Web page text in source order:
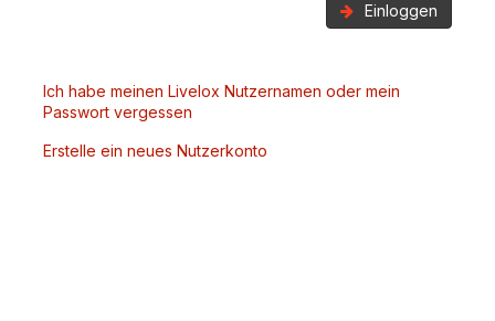
Einloggen
Ich habe meinen Livelox Nutzernamen oder mein
Passwort vergessen
Erstelle ein neues Nutzerkonto